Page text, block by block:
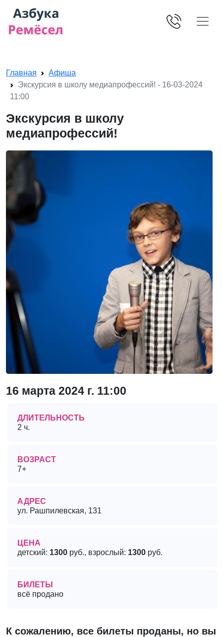
Главная
Афиша
Экскурсия в школу медиапрофессий! - 16-03-2024
11:00
Экскурсия в школу
медиапрофессий!
16 марта 2024 г. 11:00
ДЛИТЕЛЬНОСТЬ
2 ч.
ВОЗРАСТ
7+
АДРЕС
ул. Рашпилевская, 131
ЦЕНА
детский: 1300 руб., взрослый: 1300 руб.
БИЛЕТЫ
всё продано
К сожалению, все билеты проданы, но вы